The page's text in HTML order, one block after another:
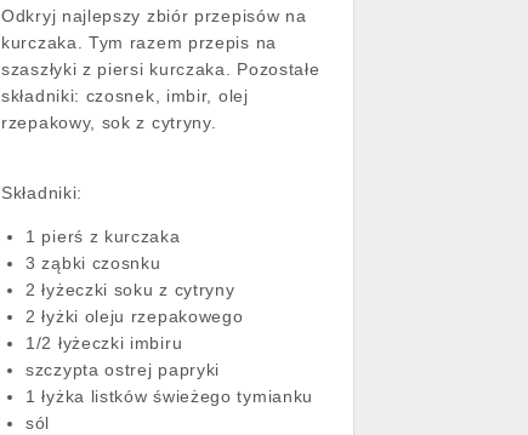
Odkryj najlepszy zbiór przepisów na
kurczaka. Tym razem przepis na
szaszłyki z piersi kurczaka. Pozostałe
składniki: czosnek, imbir, olej
rzepakowy, sok z cytryny.
Składniki:
1 pierś z kurczaka
3 ząbki czosnku
2 łyżeczki soku z cytryny
2 łyżki oleju rzepakowego
1/2 łyżeczki imbiru
szczypta ostrej papryki
1 łyżka listków świeżego tymianku
sól